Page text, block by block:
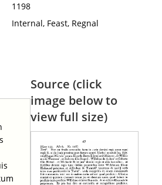
1198
Internal, Feast, Regnal
Source (click
image below to
view full size)